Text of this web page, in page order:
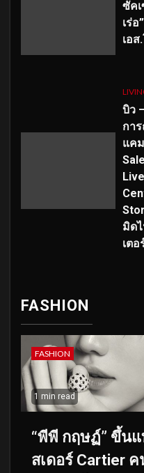
ซัค
เร่
เอส
บิว
กา
แค
มิด
เตอ
FASHION
FASHION
1 min read
“พีพี กฤษฏ์” ขึ้น
สเดอร์ Cartier